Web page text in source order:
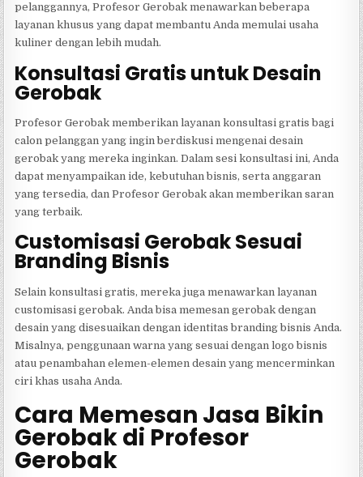
pelanggannya, Profesor Gerobak menawarkan beberapa
layanan khusus yang dapat membantu Anda memulai usaha
kuliner dengan lebih mudah.
Konsultasi Gratis untuk Desain
Gerobak
Profesor Gerobak memberikan layanan konsultasi gratis bagi
calon pelanggan yang ingin berdiskusi mengenai desain
gerobak yang mereka inginkan. Dalam sesi konsultasi ini, Anda
dapat menyampaikan ide, kebutuhan bisnis, serta anggaran
yang tersedia, dan Profesor Gerobak akan memberikan saran
yang terbaik.
Customisasi Gerobak Sesuai
Branding Bisnis
Selain konsultasi gratis, mereka juga menawarkan layanan
customisasi gerobak. Anda bisa memesan gerobak dengan
desain yang disesuaikan dengan identitas branding bisnis Anda.
Misalnya, penggunaan warna yang sesuai dengan logo bisnis
atau penambahan elemen-elemen desain yang mencerminkan
ciri khas usaha Anda.
Cara Memesan Jasa Bikin
Gerobak di Profesor
Gerobak